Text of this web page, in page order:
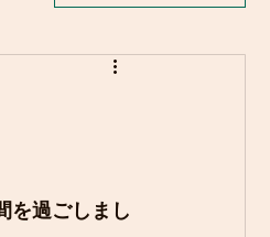
を過ごしまし